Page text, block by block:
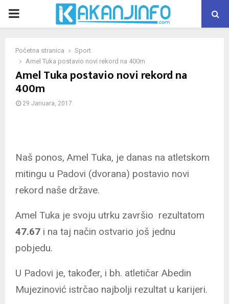
PRIMARY
Početna stranica
Sport
Amel Tuka postavio novi rekord na 400m
Amel Tuka postavio novi rekord na
400m
29 Januara, 2017
Naš ponos, Amel Tuka, je danas na atletskom
mitingu u Padovi (dvorana) postavio novi
rekord naše države.
Amel Tuka je svoju utrku završio rezultatom
47.67 i na taj način ostvario još jednu
pobjedu.
U Padovi je, također, i bh. atletičar Abedin
Mujezinović istrčao najbolji rezultat u karijeri.